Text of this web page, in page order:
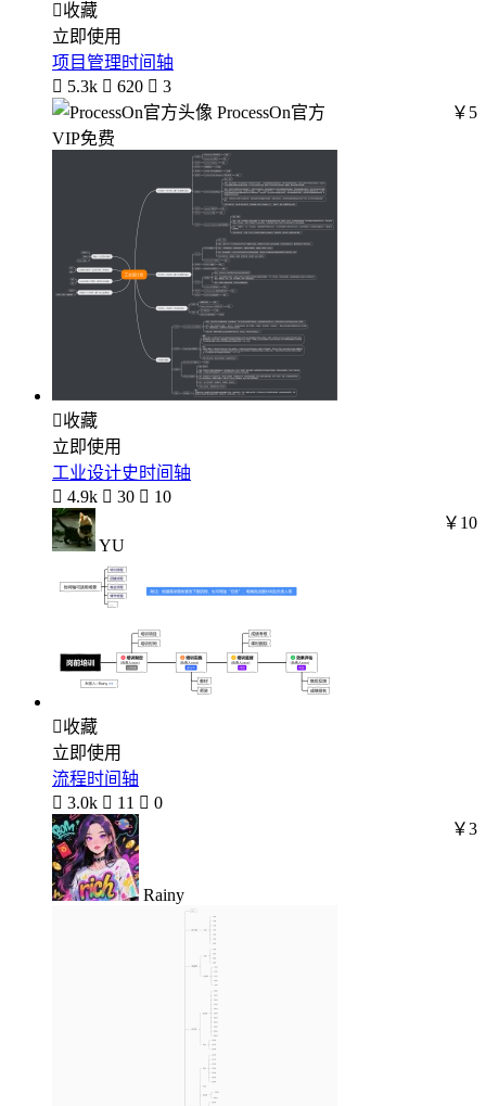
收藏
立即使用
项目管理时间轴
 5.3k  620  3
ProcessOn官方
￥5
VIP免费
收藏
立即使用
工业设计史时间轴
 4.9k  30  10
YU
￥10
收藏
立即使用
流程时间轴
 3.0k  11  0
Rainy
￥3